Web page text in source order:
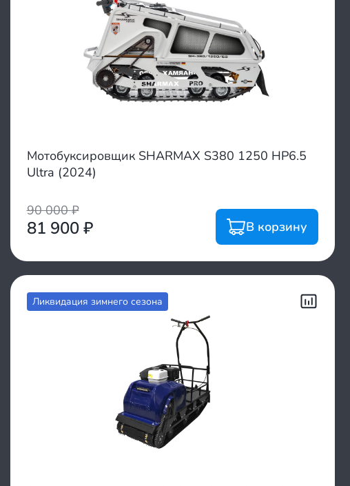
Мотобуксировщик SHARMAX S380 1250 HP6.5
Ultra (2024)
90 000₽
81 900₽ В корзину
Ликвидация зимнего сезона